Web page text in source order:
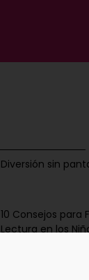
Diversión sin
10 Consejos para
Lectura en los